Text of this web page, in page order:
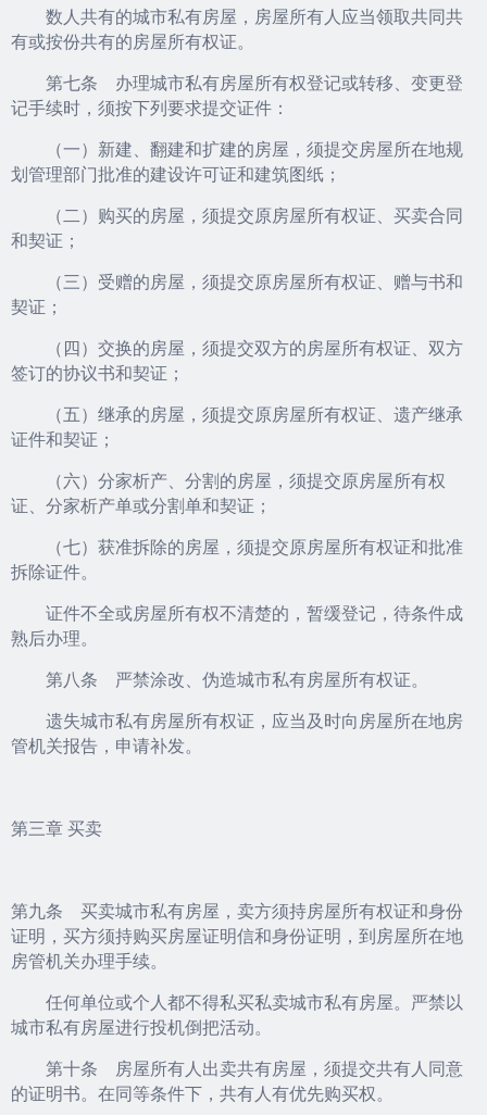
数人共有的城市私有房屋，房屋所有人应当领取共同共
有或按份共有的房屋所有权证。
第七条 办理城市私有房屋所有权登记或转移、变更登
记手续时，须按下列要求提交证件：
（一）新建、翻建和扩建的房屋，须提交房屋所在地规
划管理部门批准的建设许可证和建筑图纸；
（二）购买的房屋，须提交原房屋所有权证、买卖合同
和契证；
（三）受赠的房屋，须提交原房屋所有权证、赠与书和
契证；
（四）交换的房屋，须提交双方的房屋所有权证、双方
签订的协议书和契证；
（五）继承的房屋，须提交原房屋所有权证、遗产继承
证件和契证；
（六）分家析产、分割的房屋，须提交原房屋所有权
证、分家析产单或分割单和契证；
（七）获准拆除的房屋，须提交原房屋所有权证和批准
拆除证件。
证件不全或房屋所有权不清楚的，暂缓登记，待条件成
熟后办理。
第八条 严禁涂改、伪造城市私有房屋所有权证。
遗失城市私有房屋所有权证，应当及时向房屋所在地房
管机关报告，申请补发。
第三章 买卖
第九条 买卖城市私有房屋，卖方须持房屋所有权证和身份
证明，买方须持购买房屋证明信和身份证明，到房屋所在地
房管机关办理手续。
任何单位或个人都不得私买私卖城市私有房屋。严禁以
城市私有房屋进行投机倒把活动。
第十条 房屋所有人出卖共有房屋，须提交共有人同意
的证明书。在同等条件下，共有人有优先购买权。